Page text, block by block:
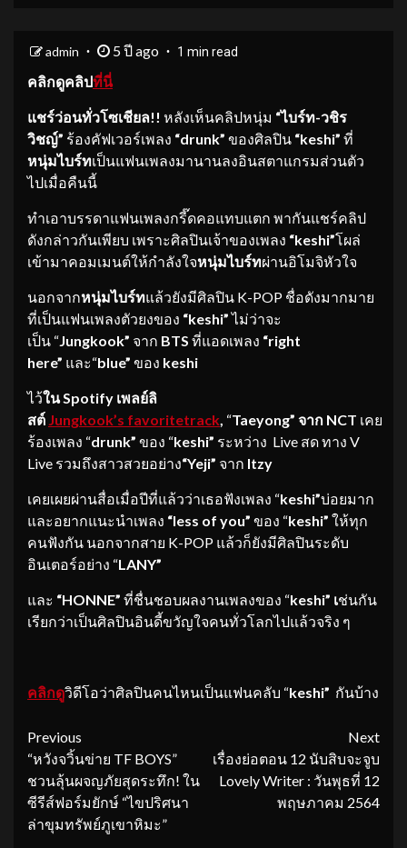
admin 5 ปี ago 1 min read
คลิกดูคลิปที่นี่
แชร์ว่อนทั่วโซเชียล!! หลังเห็นคลิปหนุ่ม “ไบร์ท-วชิร
วิชญ์” ร้องคัฟเวอร์เพลง “drunk” ของศิลปิน “keshi” ที่
หนุ่มไบร์ทเป็นแฟนเพลงมานานลงอินสตาแกรมส่วนตัว
ไปเมื่อคืนนี้
ทำเอาบรรดาแฟนเพลงกรี๊ดคอแทบแตก พากันแชร์คลิป
ดังกล่าวกันเพียบ เพราะศิลปินเจ้าของเพลง “keshi”โผล่
เข้ามาคอมเมนต์ให้กำลังใจหนุ่มไบร์ทผ่านอิโมจิหัวใจ
นอกจากหนุ่มไบร์ทแล้วยังมีศิลปิน K-POP ชื่อดังมากมาย
ที่เป็นแฟนเพลงตัวยงของ “keshi”ไม่ว่าจะ
เป็น “Jungkook” จาก BTS ที่แอดเพลง “right
here” และ“blue” ของ keshi
ไว้ในSpotify เพลย์ลิ
สต์ Jungkook’s favoritetrack “Taeyong” จาก NCT เคย
ร้องเพลง “drunk” ของ “keshi” ระหว่าง Live สด ทาง V
Live รวมถึงสาวสวยอย่าง“Yeji” จาก Itzy
เคยเผยผ่านสื่อเมื่อปีที่แล้วว่าเธอฟังเพลง “keshi”บ่อยมาก
และอยากแนะนำเพลง “less of you” ของ “keshi” ให้ทุก
คนฟังกัน นอกจากสาย K-POP แล้วก็ยังมีศิลปินระดับ
อินเตอร์อย่าง “LANY”
และ “HONNE” ที่ชื่นชอบผลงานเพลงของ “keshi” เช่นกัน
เรียกว่าเป็นศิลปินอินดี้ขวัญใจคนทั่วโลกไปแล้วจริง ๆ
คลิกดูวิดีโอว่าศิลปินคนไหนเป็นแฟนคลับ “keshi” กันบ้าง
Continue
Reading
Previous
“หวังจวิ้นข่าย TF BOYS”
ชวนลุ้นผจญภัยสุดระทึก! ใน
ซีรีส์ฟอร์มยักษ์ “ไขปริศนา
ล่าขุมทรัพย์ภูเขาหิมะ”
Next
เรื่องย่อตอน 12 นับสิบจะจูบ
Lovely Writer : วันพุธที่ 12
พฤษภาคม 2564